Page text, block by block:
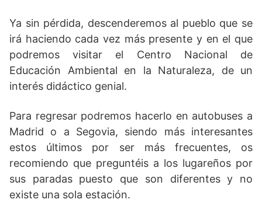
Ya sin pérdida, descenderemos al pueblo que se
irá haciendo cada vez más presente y en el que
podremos visitar el Centro Nacional de
Educación Ambiental en la Naturaleza, de un
interés didáctico genial.
Para regresar podremos hacerlo en autobuses a
Madrid o a Segovia, siendo más interesantes
estos últimos por ser más frecuentes, os
recomiendo que preguntéis a los lugareños por
sus paradas puesto que son diferentes y no
existe una sola estación.